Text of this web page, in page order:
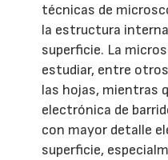
técnicas de
la estructura
superficie. La
estudiar, entre
las hojas, mientras
electrónica de
con mayor detalle
superficie,